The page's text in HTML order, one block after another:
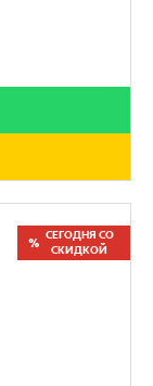
СЕГОДНЯ СО
СКИДКОЙ